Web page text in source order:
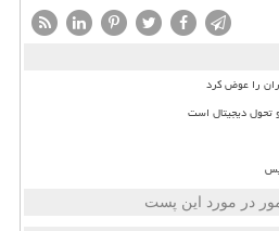
را عوض کرد
تحول دیجیتال است
در مورد این پست